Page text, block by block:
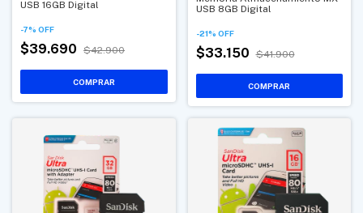
USB 16GB Digital
-7% OFF
$39.690 $42.900
USB 8GB Digital
-21% OFF
$33.150 $41.900